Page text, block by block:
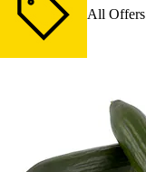
All Offers